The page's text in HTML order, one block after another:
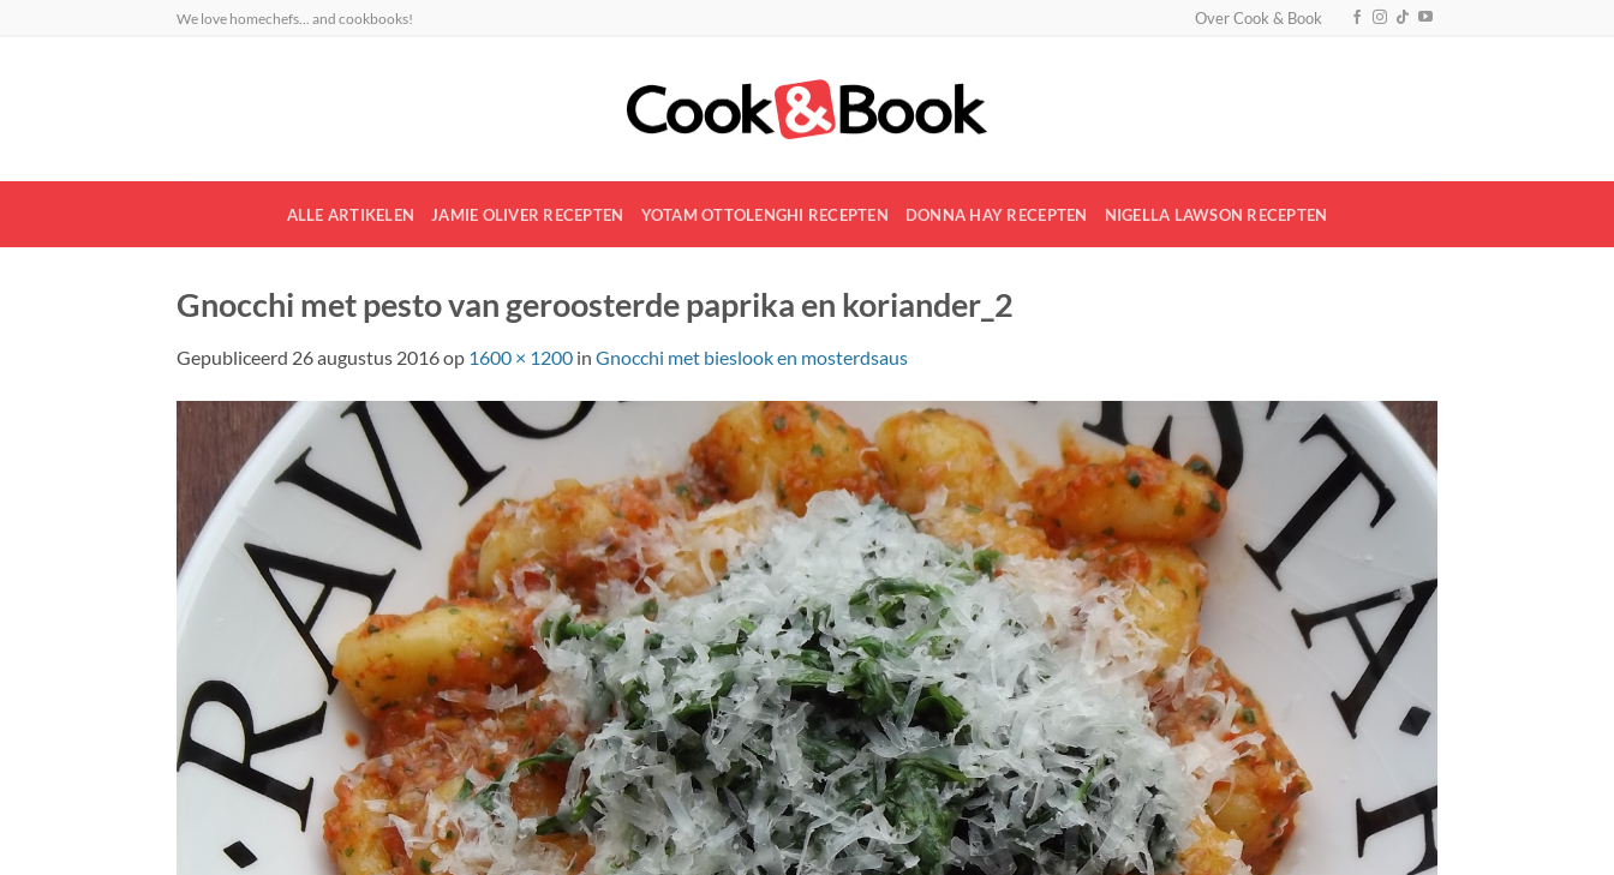
We love homechefs... and cookbooks! Over Cook & Book
ALLE ARTIKELEN JAMIE OLIVER RECEPTEN YOTAM OTTOLENGHI RECEPTEN DONNA HAY RECEPTEN NIGELLA LAWSON RECEPTEN
Gnocchi met pesto van geroosterde paprika en koriander_2
Gepubliceerd 26 augustus 2016op 1600 × 1200 in Gnocchi met bieslook en mosterdsaus